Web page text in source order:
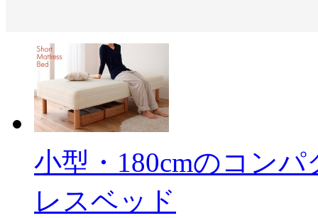
小型・180cmのコン
レスベッド